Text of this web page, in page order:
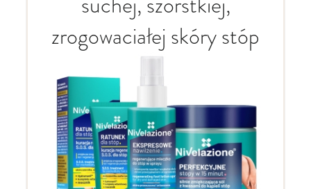
zrogowaciałej skóry stóp